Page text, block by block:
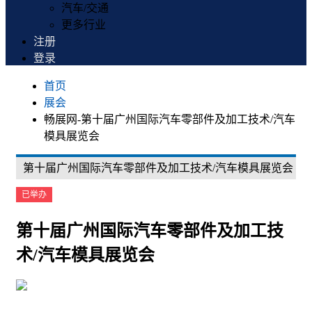
汽车/交通
更多行业
注册
登录
首页
展会
畅展网-第十届广州国际汽车零部件及加工技术/汽车
模具展览会
第十届广州国际汽车零部件及加工技术/汽车模具展览会
已举办
第十届广州国际汽车零部件及加工技
术/汽车模具展览会